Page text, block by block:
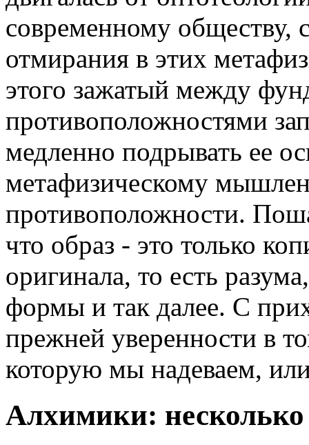
современному обществу,
отмирания в этих
этого зажатый между
противоположностями
медленно подрывать ее
метафизическому
противоположности.
что образ - это только
оригинала, то есть
формы и так далее. С
прежней уверенности в
которую мы надеваем,
Алхимики: